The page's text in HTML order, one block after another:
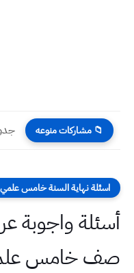
📁 مشاركات منوعه
اسئلة نهاية السنة خامس علمي
صف خامس